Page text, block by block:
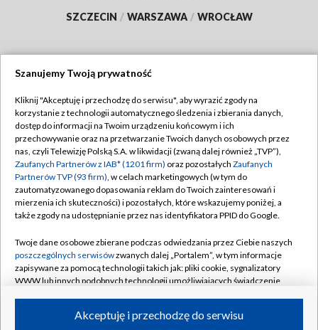
SZCZECIN / WARSZAWA / WROCŁAW
TVP
Abonament TVP
Emisja w TVP
Centrum informacji TVP
Naziemna Telewizja Cyfrowa
Rada Programowa
System NOS
Informacje o nadawcy
Program dla prasy
Regulamin TVP
Polityka prywatności
Moje zgody
Pomoc
Kontakt
Kanały
Szanujemy Twoją prywatność
Kliknij "Akceptuję i przechodzę do serwisu", aby wyrazić zgody na
korzystanie z technologii automatycznego śledzenia i zbierania danych,
dostęp do informacji na Twoim urządzeniu końcowym i ich
przechowywanie oraz na przetwarzanie Twoich danych osobowych przez
nas, czyli Telewizję Polską S.A. w likwidacji (zwaną dalej również „TVP”),
Zaufanych Partnerów z IAB* (1201 firm) oraz pozostałych Zaufanych
Partnerów TVP (93 firm), w celach marketingowych (w tym do
zautomatyzowanego dopasowania reklam do Twoich zainteresowań i
mierzenia ich skuteczności) i pozostałych, które wskazujemy poniżej, a
także zgody na udostępnianie przez nas identyfikatora PPID do Google.
Twoje dane osobowe zbierane podczas odwiedzania przez Ciebie naszych
poszczególnych serwisówzwanych dalej „Portalem”, w tym informacje
zapisywane za pomocą technologii takich jak: pliki cookie, sygnalizatory
WWW lub innych podobnych technologii umożliwiających świadczenie
ruchu w Internecie.Akceptuję i przechodzę do serwisu